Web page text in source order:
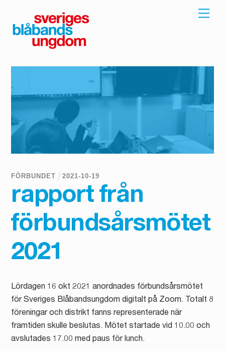
content
FÖRBUNDET 2021-10-19
rapport från
förbundsårsmötet
2021
Lördagen 16 okt 2021 anordnades förbundsårsmötet
för Sveriges Blåbandsungdom digitalt på Zoom. Totalt 8
föreningar och distrikt fanns representerade när
framtiden skulle beslutas. Mötet startade vid 10.00 och
avslutades 17.00 med paus för lunch.